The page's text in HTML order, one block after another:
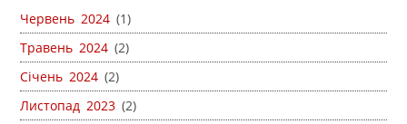
Червень 2024 (1)
Травень 2024 (2)
Січень 2024 (2)
Листопад 2023 (2)